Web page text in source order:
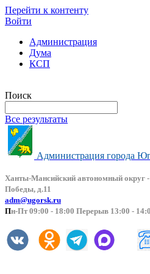
Перейти к контенту
Войти
Администрация
Дума
КСП
Поиск
Все результаты
Администрация города
Ханты-Мансийский автономный округ
Победы, д.11
adm@ugorsk.ru
Пн-Пт 09:00 - 18:00 Перерыв 13:00 -